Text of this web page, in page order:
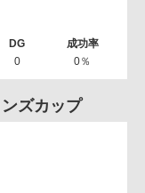
0 0％
ズカップ